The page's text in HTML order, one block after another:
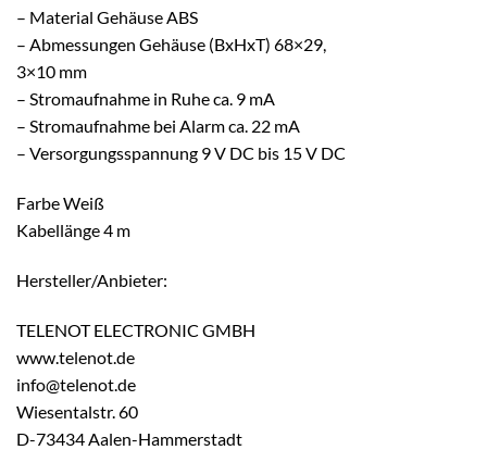
– Material Gehäuse ABS
– Abmessungen Gehäuse (BxHxT) 68×29,
3×10 mm
– Stromaufnahme in Ruhe ca. 9 mA
– Stromaufnahme bei Alarm ca. 22 mA
– Versorgungsspannung 9 V DC bis 15 V DC
Farbe Weiß
Kabellänge 4 m
Hersteller/Anbieter:
TELENOT ELECTRONIC GMBH
www.telenot.de
info@telenot.de
Wiesentalstr. 60
D-73434 Aalen-Hammerstadt